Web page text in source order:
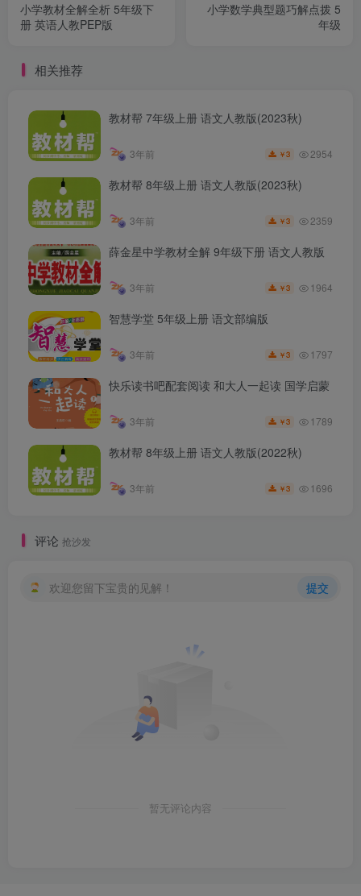
小学教材全解全析 5年级下
册 英语人教PEP版
小学数学典型题巧解点拨 5
年级
相关推荐
教材帮 7年级上册 语文人教版(2023秋)
3年前 ￥3 2954
教材帮 8年级上册 语文人教版(2023秋)
3年前 ￥3 2359
薛金星中学教材全解 9年级下册 语文人教版
3年前 ￥3 1964
智慧学堂 5年级上册 语文部编版
3年前 ￥3 1797
快乐读书吧配套阅读 和大人一起读 国学启蒙
3年前 ￥3 1789
教材帮 8年级上册 语文人教版(2022秋)
3年前 ￥3 1696
评论 抢沙发
欢迎您留下宝贵的见解！ 提交
暂无评论内容